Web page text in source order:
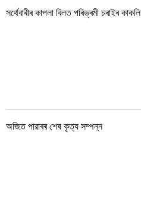
সৰ্থেবাৰীৰ কাপলা বিলত পৰিভ্ৰমী চৰাইৰ কাকলি
অজিত পাৱাৰৰ শেষ কৃত্য সম্পন্ন